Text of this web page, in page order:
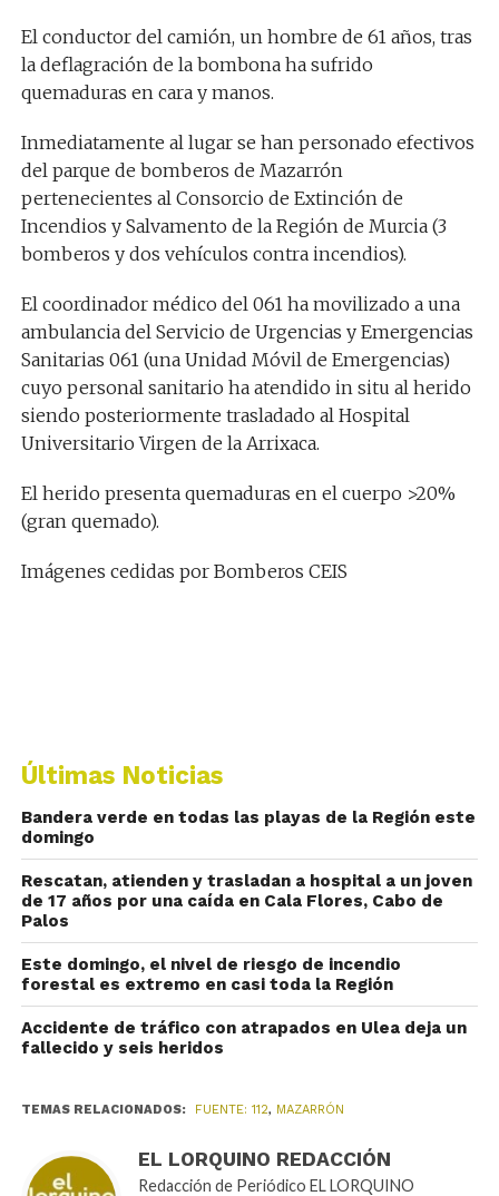
El conductor del camión, un hombre de 61 años, tras
la deflagración de la bombona ha sufrido
quemaduras en cara y manos.
Inmediatamente al lugar se han personado efectivos
del parque de bomberos de Mazarrón
pertenecientes al Consorcio de Extinción de
Incendios y Salvamento de la Región de Murcia (3
bomberos y dos vehículos contra incendios).
El coordinador médico del 061 ha movilizado a una
ambulancia del Servicio de Urgencias y Emergencias
Sanitarias 061 (una Unidad Móvil de Emergencias)
cuyo personal sanitario ha atendido in situ al herido
siendo posteriormente trasladado al Hospital
Universitario Virgen de la Arrixaca.
El herido presenta quemaduras en el cuerpo >20%
(gran quemado).
Imágenes cedidas por Bomberos CEIS
Últimas Noticias
Bandera verde en todas las playas de la Región este
domingo
Rescatan, atienden y trasladan a hospital a un joven
de 17 años por una caída en Cala Flores, Cabo de
Palos
Este domingo, el nivel de riesgo de incendio
forestal es extremo en casi toda la Región
Accidente de tráfico con atrapados en Ulea deja un
fallecido y seis heridos
TEMAS RELACIONADOS: FUENTE: 112, MAZARRÓN
EL LORQUINO REDACCIÓN
Redacción de Periódico EL LORQUINO